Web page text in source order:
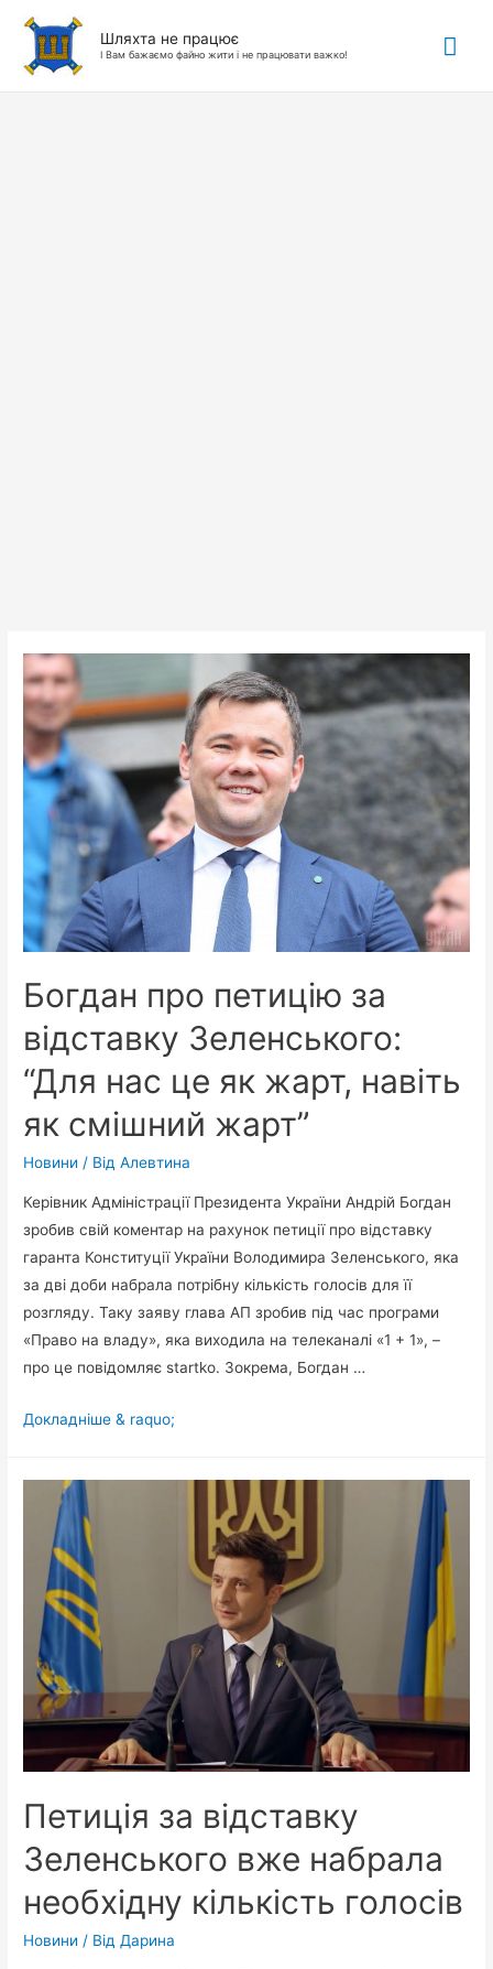
Шляхта не працює
І Вам бажаємо файно жити і не працювати важко!
Богдан про петицію за
відставку Зеленського:
“Для нас це як жарт, навіть
як смішний жарт”
Новини / ВідАлевтина
Керівник Адміністрації Президента України Андрій Богдан
зробив свій коментар на рахунок петиції про відставку
гаранта Конституції України Володимира Зеленського, яка
за дві доби набрала потрібну кількість голосів для її
розгляду. Таку заяву глава АП зробив під час програми
«Право на владу», яка виходила на телеканалі «1 + 1», –
про це повідомляє startko. Зокрема, Богдан …
Богдан
відставку
Зеленського:
“Для
нас
це
як
жарт,
навіть
як
смішний
жарт”
Докладніше & raquo;
Петиція за відставку
Зеленського вже набрала
необхідну кількість голосів
Новини / Від Дарина